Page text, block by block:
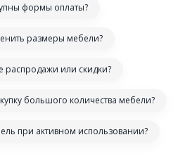
формы оплаты?
размеры мебели?
распродажи или скидки?
большого количества мебели?
при активном использовании?